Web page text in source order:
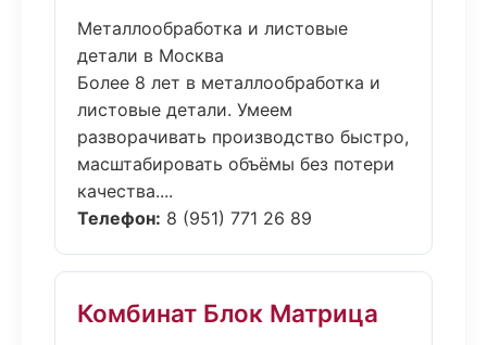
Металлообработка и листовые
детали в Москва
Более 8 лет в металлообработка и
листовые детали. Умеем
разворачивать производство быстро,
масштабировать объёмы без потери
качества....
Телефон: 8 (951) 771 26 89
Комбинат Блок Матрица